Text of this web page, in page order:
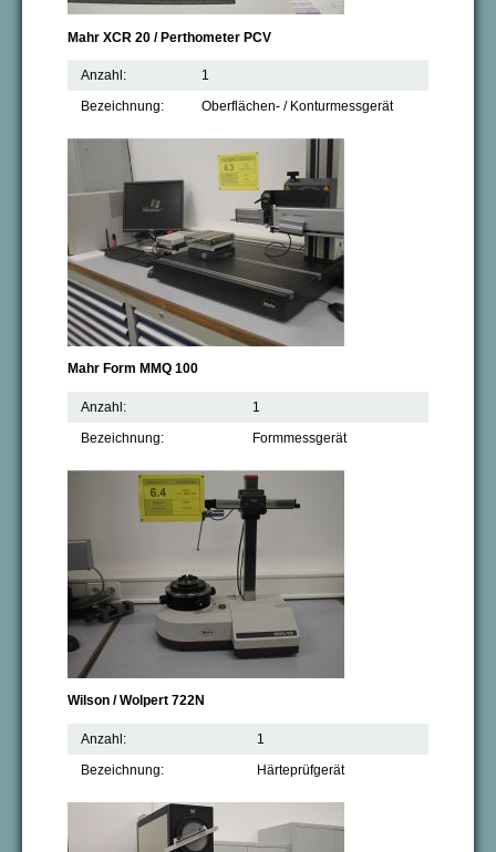
Mahr XCR 20 / Perthometer PCV
Anzahl:
1
Bezeichnung:
Oberflächen- / Konturmessgerät
Mahr Form MMQ 100
Anzahl:
1
Bezeichnung:
Formmessgerät
Wilson / Wolpert 722N
Anzahl:
1
Bezeichnung:
Härteprüfgerät